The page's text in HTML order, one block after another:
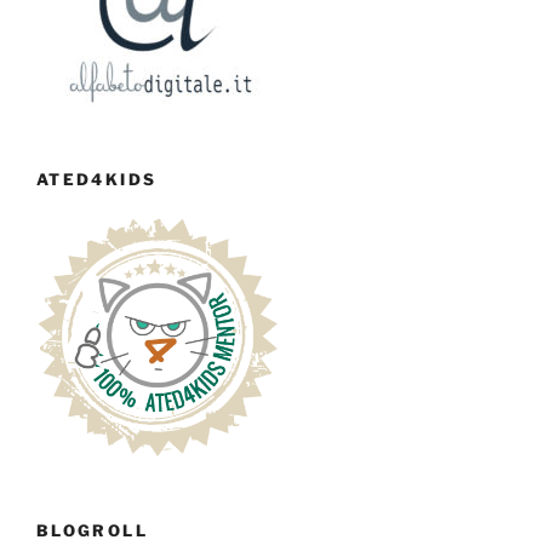
ATED4KIDS
BLOGROLL